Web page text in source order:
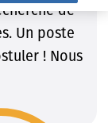
de
Un poste
! Nous